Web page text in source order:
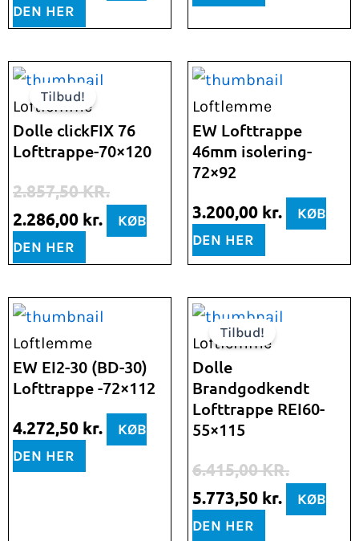
DEN HER
Tilbud!
Loftlemme
Dolle clickFIX 76
Lofttrappe-70×120
2.857,50KR.
Den
oprindelige
pris
var:
2.857,50 kr..
2.286,00 kr.
Den
pris
er:
2.286,00 kr..
KØB
DEN HER
Loftlemme
EW Lofttrappe
46mm isolering-
72×92
3.200,00 kr.
KØB
DEN HER
Loftlemme
EW EI2-30 (BD-30)
Lofttrappe -72×112
4.272,50 kr.
KØB
DEN HER
Tilbud!
Loftlemme
Dolle
Brandgodkendt
Lofttrappe REI60-
55×115
6.415,00KR.
Den
oprindelige
pris
var:
6.415,00 kr..
5.773,50 kr.
Den
er:
5.773,50
KØB
DEN HER